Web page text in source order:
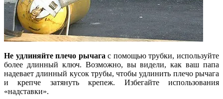
Не удлиняйте плечо рычага с помощью трубки, используйте
более длинный ключ. Возможно, вы видели, как ваш папа
надевает длинный кусок трубы, чтобы удлинить плечо рычага
и крепче затянуть крепеж. Избегайте использования
«надставки».